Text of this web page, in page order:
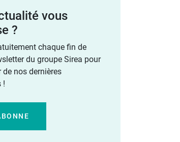
vous
?
chaque fin de
du groupe Sirea pour
de nos dernières
!